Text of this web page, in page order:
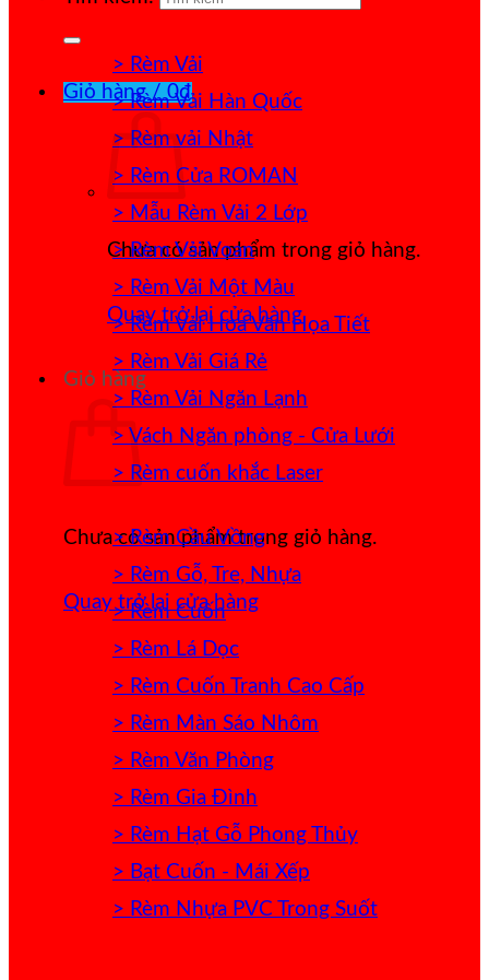
Giỏ hàng /0₫
Chưa có sản phẩm trong giỏ hàng.
Quay trở lại cửa hàng
Giỏ hàng
Chưa có sản phẩm trong giỏ hàng.
Quay trở lại cửa hàng
> Rèm Vải
> Rèm Vải Hàn Quốc
> Rèm vải Nhật
> Rèm Cửa ROMAN
> Mẫu Rèm Vải 2 Lớp
> Rèm Vải Voan
> Rèm Vải Một Màu
> Rèm Vải Hoa Văn Họa Tiết
> Rèm Vải Giá Rẻ
> Rèm Vải Ngăn Lạnh
> Vách Ngăn phòng - Cửa Lưới
> Rèm cuốn khắc Laser
> Rèm Cầu Vồng
> Rèm Gỗ, Tre, Nhựa
> Rèm Cuốn
> Rèm Lá Dọc
> Rèm Cuốn Tranh Cao Cấp
> Rèm Màn Sáo Nhôm
> Rèm Văn Phòng
> Rèm Gia Đình
> Rèm Hạt Gỗ Phong Thủy
> Bạt Cuốn - Mái Xếp
> Rèm Nhựa PVC Trong Suốt